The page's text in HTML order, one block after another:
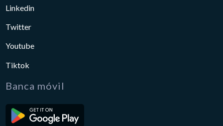
Linkedin
Twitter
Youtube
Tiktok
Banca móvil